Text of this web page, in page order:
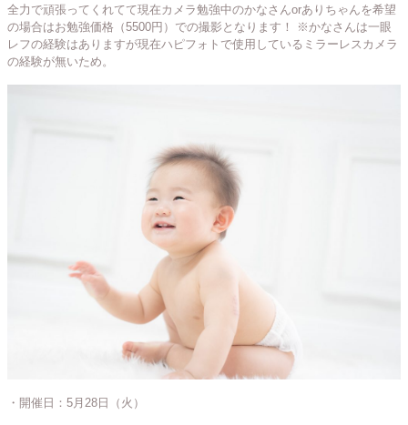
全力で頑張ってくれてて現在カメラ勉強中のかなさんorありちゃんを希望
の場合はお勉強価格（5500円）での撮影となります！
※かなさんは一眼
レフの経験はありますが現在ハピフォトで使用しているミラーレスカメラ
の経験が無いため。
・開催日：5月28日（火）